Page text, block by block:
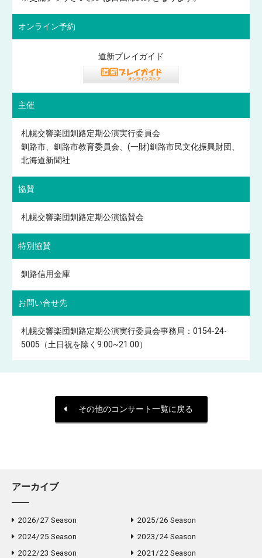
オンライン予約
道新プレイガイド
主催
札幌交響楽団釧路定期公演実行委員会
釧路市、釧路市教育委員会、(一財)釧路市民文化振興財団、
北海道新聞社
協賛
札幌交響楽団釧路定期公演協賛会
特別協賛
釧路信用金庫
お問い合せ先
札幌交響楽団釧路定期公演実行委員会事務局：0154-24-
5005（土日祝を除く9:00~21:00）
その他のコンサート一覧に戻る
アーカイブ
2026/27 Season
2025/26 Season
2024/25 Season
2023/24 Season
2022/23 Season
2021/22 Season